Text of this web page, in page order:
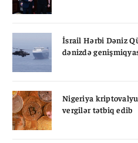
İsrail Hərbi Dəniz
dənizdə
Nigeriya
vergilər tətbiq edib